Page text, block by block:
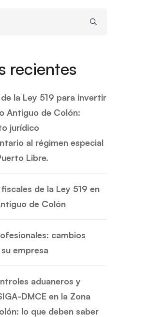
recientes
la Ley 519 para invertir
Antiguo de Colón:
jurídico
al régimen especial
Libre.
de la Ley 519 en
de Colón
cambios
empresa
aduaneros y
DMCE en la Zona
lo que deben saber